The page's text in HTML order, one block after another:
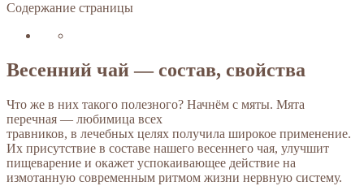
Содержание страницы
Весенний чай — состав, свойства
Что же в них такого полезного? Начнём с мяты. Мята
перечная — любимица всех
травников, в лечебных целях получила широкое применение.
Их присутствие в составе нашего весеннего чая, улучшит
пищеварение и окажет успокаивающее действие на
измотанную современным ритмом жизни нервную систему.